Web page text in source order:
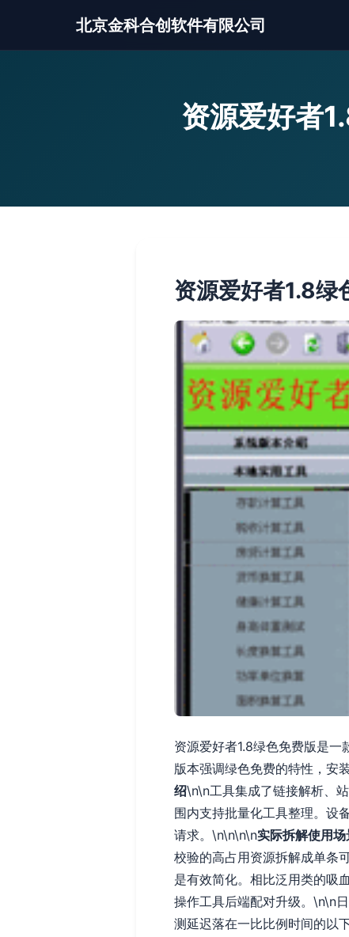
北京金科合创软件有限公司
资源爱好者
资源爱好者1.8绿
资源爱好者1.8绿色免费版是
版本强调绿色免费的特性，安
绍\n\n工具集成了链接解析、
围内支持批量化工具整理。设
请求。\n\n\n\n实际拆解使用场
校验的高占用资源拆解成单条
是有效简化。相比泛用类的吸
操作工具后端配对升级。\n\n
测延迟落在一比比例时间的以